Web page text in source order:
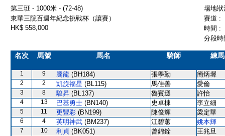
第三班 - 1000米 - (72-48)
場地
東華三院百週年紀念挑戰杯（讓賽）
賽道 :
HK$ 558,000
時間 :
分段
名次 馬號 馬名 騎師 練
1 9 騰龍 (BH184) 張學勤 簡炳墀
2 2 凱旋福星 (BL115) 馬佳善 愛倫
3 8 駿昇 (BL137) 魯賓遜 許怡
4 13 巴基勇士 (BN140) 史卓棟 李立細
5 11 更豐彩 (BN199) 陳俊輝 梁定華
6 4 英明神武 (BM237) 江碧蕙 姚本輝
7 10 利貞 (BK051) 曾錦銓 王兆旦